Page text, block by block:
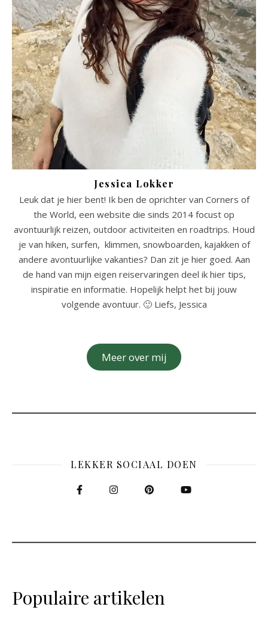
Jessica Lokker
Leuk dat je hier bent! Ik ben de oprichter van Corners of
the World, een website die sinds 2014 focust op
avontuurlijk reizen, outdoor activiteiten en roadtrips. Houd
je van hiken, surfen, klimmen, snowboarden, kajakken of
andere avontuurlijke vakanties? Dan zit je hier goed. Aan
de hand van mijn eigen reiservaringen deel ik hier tips,
inspiratie en informatie. Hopelijk helpt het bij jouw
volgende avontuur. 🙂 Liefs, Jessica
Meer over mij
LEKKER SOCIAAL DOEN
Populaire artikelen